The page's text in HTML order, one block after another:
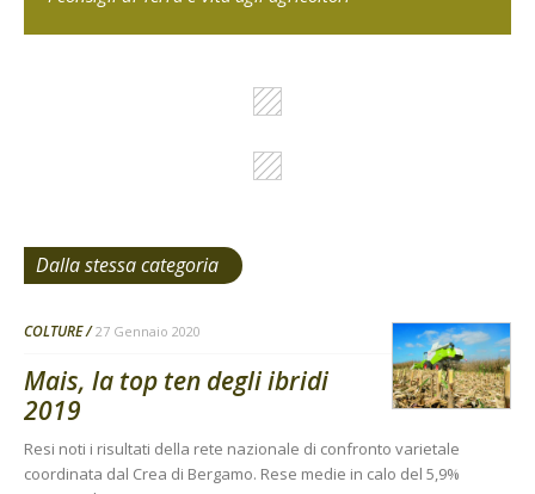
Dalla stessa categoria
COLTURE 27 Gennaio 2020
Mais, la top ten degli ibridi
2019
Resi noti i risultati della rete nazionale di confronto varietale
coordinata dal Crea di Bergamo. Rese medie in calo del 5,9%